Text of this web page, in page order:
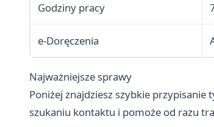
Godziny pracy
e-Doręczenia
Najważniejsze sprawy
Poniżej znajdziesz szybkie przypisanie
szukaniu kontaktu i pomoże od razu